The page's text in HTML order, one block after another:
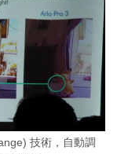
技術，自動調